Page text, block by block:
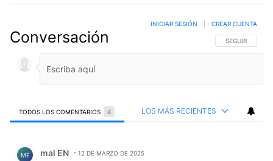
Conversación SIGA ESTA
SEGUIR
INICIAR SESIÓN CREAR CUENTA
TODOS LOS COMENTARIOS 4 LOS MÁS RECIENTES
ME mal EN 12 DE MARZO DE 2025